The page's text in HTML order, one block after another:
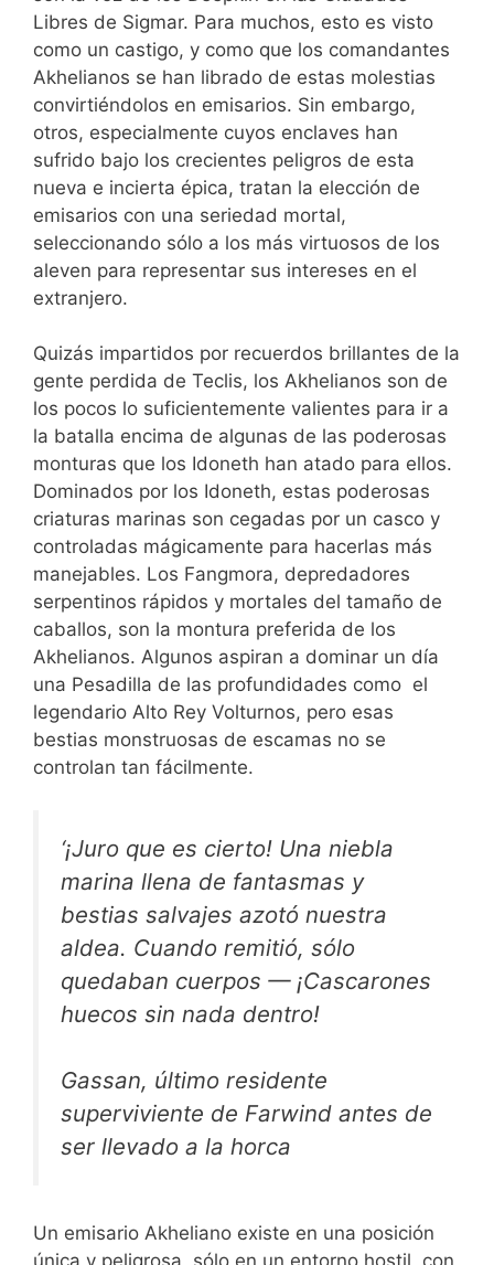
Libres de Sigmar. Para muchos, esto es visto
como un castigo, y como que los comandantes
Akhelianos se han librado de estas molestias
convirtiéndolos en emisarios. Sin embargo,
otros, especialmente cuyos enclaves han
sufrido bajo los crecientes peligros de esta
nueva e incierta épica, tratan la elección de
emisarios con una seriedad mortal,
seleccionando sólo a los más virtuosos de los
aleven para representar sus intereses en el
extranjero.
Quizás impartidos por recuerdos brillantes de la
gente perdida de Teclis, los Akhelianos son de
los pocos lo suficientemente valientes para ir a
la batalla encima de algunas de las poderosas
monturas que los Idoneth han atado para ellos.
Dominados por los Idoneth, estas poderosas
criaturas marinas son cegadas por un casco y
controladas mágicamente para hacerlas más
manejables. Los Fangmora, depredadores
serpentinos rápidos y mortales del tamaño de
caballos, son la montura preferida de los
Akhelianos. Algunos aspiran a dominar un día
una Pesadilla de las profundidades como el
legendario Alto Rey Volturnos, pero esas
bestias monstruosas de escamas no se
controlan tan fácilmente.
‘¡Juro que es cierto! Una niebla
marina llena de fantasmas y
bestias salvajes azotó nuestra
aldea. Cuando remitió, sólo
quedaban cuerpos — ¡Cascarones
huecos sin nada dentro!
Gassan, último residente
superviviente de Farwind antes de
ser llevado a la horca
Un emisario Akheliano existe en una posición
única y peligrosa, sólo en un entorno hostil, con